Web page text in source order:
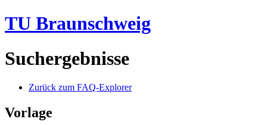
TU Braunschweig
Suchergebnisse
Zurück zum FAQ-Explorer
Vorlage